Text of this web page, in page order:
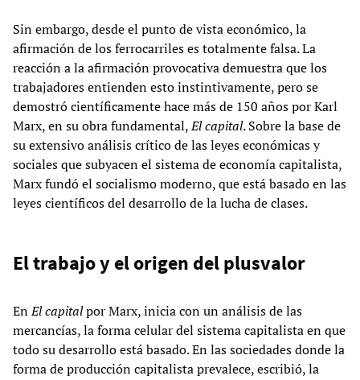
Sin embargo, desde el punto de vista económico, la
afirmación de los ferrocarriles es totalmente falsa. La
reacción a la afirmación provocativa demuestra que los
trabajadores entienden esto instintivamente, pero se
demostró científicamente hace más de 150 años por Karl
Marx, en su obra fundamental,El capital. Sobre la base de
su extensivo análisis crítico de las leyes económicas y
sociales que subyacen el sistema de economía capitalista,
Marx fundó el socialismo moderno, que está basado en las
leyes científicos del desarrollo de la lucha de clases.
El trabajo y el origen del plusvalor
EnEl capitalpor Marx, inicia con un análisis de las
mercancías, la forma celular del sistema capitalista en que
todo su desarrollo está basado. En las sociedades donde la
forma de producción capitalista prevalece, escribió, la